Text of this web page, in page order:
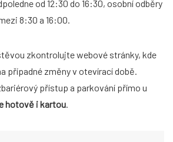
od 12:30 do 16:30, osobní odběry
8:30 a 16:00.
zkontrolujte webové stránky, kde
případné změny v otevírací době.
přístup a parkování přímo u
hotově i kartou